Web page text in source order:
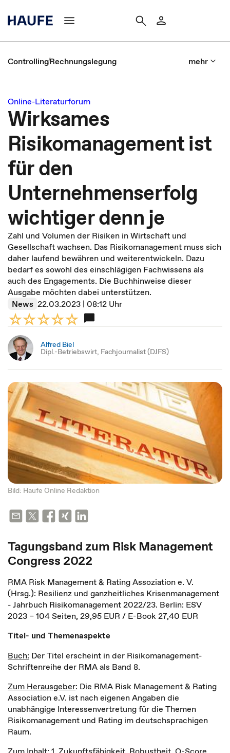
ControllingRechnungslegung mehr
Online-Literaturforum
Wirksames
Risikomanagement ist
für den
Unternehmenserfolg
wichtiger denn je
Zahl und Volumen der Risiken in Wirtschaft und
Gesellschaft wachsen. Das Risikomanagement muss sich
daher laufend bewähren und weiterentwickeln. Dazu
bedarf es sowohl des einschlägigen Fachwissens als
auch des Engagements. Die Buchhinweise dieser
Ausgabe möchten dabei unterstützen.
News 22.03.2023 | 08:12 Uhr
Alfred Biel
Dipl.-Betriebswirt, Fachjournalist (DJFS)
Bild: Haufe Online Redaktion
Tagungsband zum Risk Management
Congress 2022
RMA Risk Management & Rating Assoziation e. V.
(Hrsg.): Resilienz und ganzheitliches Krisenmanagement
- Jahrbuch Risikomanagement 2022/23. Berlin: ESV
2023 – 104 Seiten, 29,95 EUR / E-Book 27,40 EUR
Titel- und Themenaspekte
Buch: Der Titel erscheint in der Risikomanagement-
Schriftenreihe der RMA als Band 8.
Zum Herausgeber: Die RMA Risk Management & Rating
Association e.V. ist nach eigenen Angaben die
unabhängige Interessenvertretung für die Themen
Risikomanagement und Rating im deutschsprachigen
Raum.